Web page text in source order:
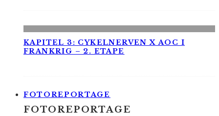
KAPITEL 3: CYKELNERVEN X AOC I
FRANKRIG – 2. ETAPE
FOTOREPORTAGE
FOTOREPORTAGE